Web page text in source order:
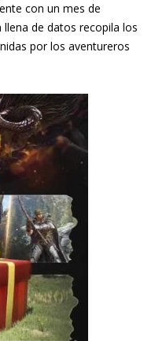
con un mes de
de datos recopila los
por los aventureros